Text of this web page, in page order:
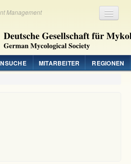
Management
MITARBEITER REGIONEN